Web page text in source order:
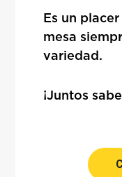
Es un
mesa
variedad.
¡Juntos